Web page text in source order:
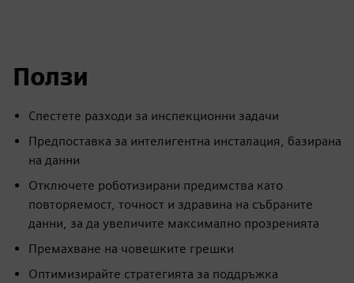
Ползи
Спестете разходи за инспекционни задачи
Предпоставка за интелигентна инсталация, базирана
на данни
Отключете роботизирани предимства като
повторяемост, точност и здравина на събраните
данни, за да увеличите максимално прозренията
Премахване на човешките грешки
Оптимизирайте стратегията за поддръжка